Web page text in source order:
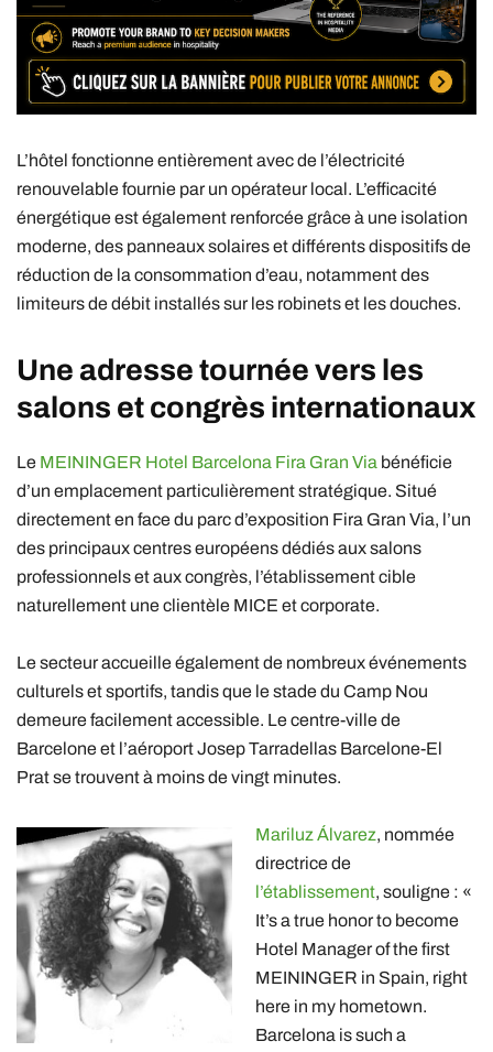
L’hôtel fonctionne entièrement avec de l’électricité
renouvelable fournie par un opérateur local. L’efficacité
énergétique est également renforcée grâce à une isolation
moderne, des panneaux solaires et différents dispositifs de
réduction de la consommation d’eau, notamment des
limiteurs de débit installés sur les robinets et les douches.
Une adresse tournée vers les
salons et congrès internationaux
Le MEININGER Hotel Barcelona Fira Gran Via bénéficie
d’un emplacement particulièrement stratégique. Situé
directement en face du parc d’exposition Fira Gran Via, l’un
des principaux centres européens dédiés aux salons
professionnels et aux congrès, l’établissement cible
naturellement une clientèle MICE et corporate.
Le secteur accueille également de nombreux événements
culturels et sportifs, tandis que le stade du Camp Nou
demeure facilement accessible. Le centre-ville de
Barcelone et l’aéroport Josep Tarradellas Barcelone-El
Prat se trouvent à moins de vingt minutes.
Mariluz Álvarez, nommée
directrice de
l’établissement, souligne : «
It’s a true honor to become
Hotel Manager of the first
MEININGER in Spain, right
here in my hometown.
Barcelona is such a